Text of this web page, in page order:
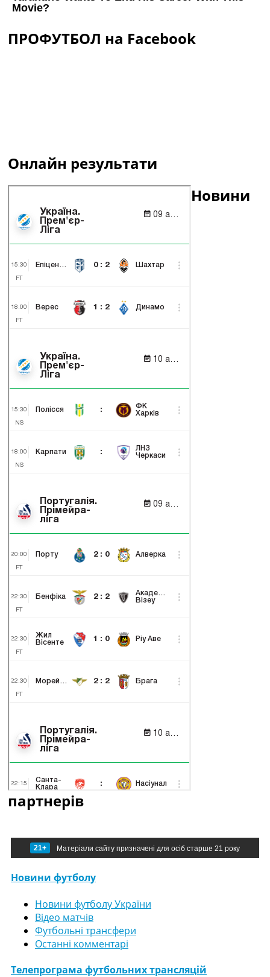
ПРОФУТБОЛ на Facebook
Онлайн результати
Новини
партнерів
21+ Матеріали сайту призначені для осіб старше 21 року
Новини футболу
Новини футболу України
Відео матчів
Футбольні трансфери
Останні комментарі
Телепрограма футбольних трансляцій